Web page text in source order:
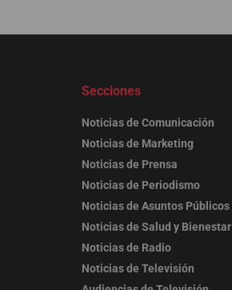
Secciones
Noticias de Comunicación
Noticias de Marketing
Noticias de Prensa
Noticias de Periodismo
Noticias de Asuntos Públicos
Noticias de Salud y Bienestar
Noticias de Radio
Noticias de Televisión